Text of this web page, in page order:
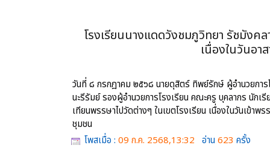
โรงเรียนนางแดดวังชมภูวิทยา รัชมังค
เนื่องในวันอา
วันที่ ๘ กรกฎาคม ๒๕๖๘ นายดุสิตร์ ทิพย์รักษ์ ผู้อำนวยกา
นะรีรัมย์ รองผู้อำนวยการโรงเรียน คณะครู บุคลากร นักเ
เทียนพรรษาไปวัดต่างๆ ในเขตโรงเรียน เนื่องในวันเข้า
ชุมชน
โพสเมื่อ : 09 ก.ค. 2568,13:32 อ่าน 623 ครั้ง